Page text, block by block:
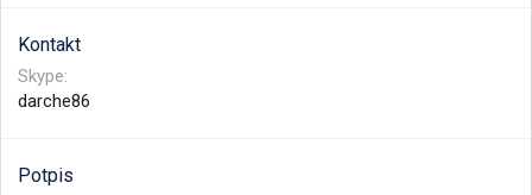
Kontakt
Skype
darche86
Potpis